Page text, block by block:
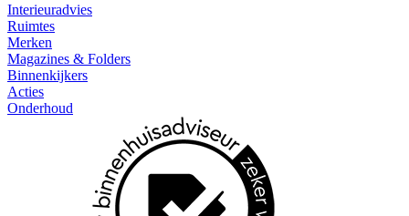
Interieuradvies
Ruimtes
Merken
Magazines & Folders
Binnenkijkers
Acties
Onderhoud